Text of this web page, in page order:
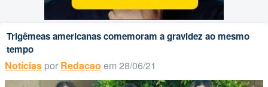
Trigêmeas americanas comemoram a gravidez ao mesmo
tempo
Notícias por Redacao em 28/06/21